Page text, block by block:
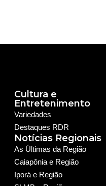
Cultura e
Entretenimento
Notícias Regionais
As Últimas da Região
Caiapônia e Região
Iporá e Região
Variedades
Destaques RDR